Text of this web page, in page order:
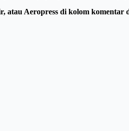
atau Aeropress di kolom komentar